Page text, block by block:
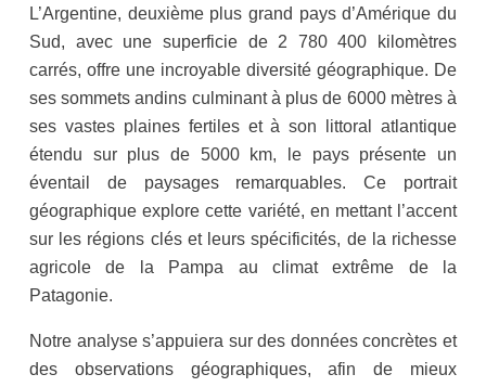
L’Argentine, deuxième plus grand pays d’Amérique du
Sud, avec une superficie de 2 780 400 kilomètres
carrés, offre une incroyable diversité géographique. De
ses sommets andins culminant à plus de 6000 mètres à
ses vastes plaines fertiles et à son littoral atlantique
étendu sur plus de 5000 km, le pays présente un
éventail de paysages remarquables. Ce portrait
géographique explore cette variété, en mettant l’accent
sur les régions clés et leurs spécificités, de la richesse
agricole de la Pampa au climat extrême de la
Patagonie.
Notre analyse s’appuiera sur des données concrètes et
des observations géographiques, afin de mieux